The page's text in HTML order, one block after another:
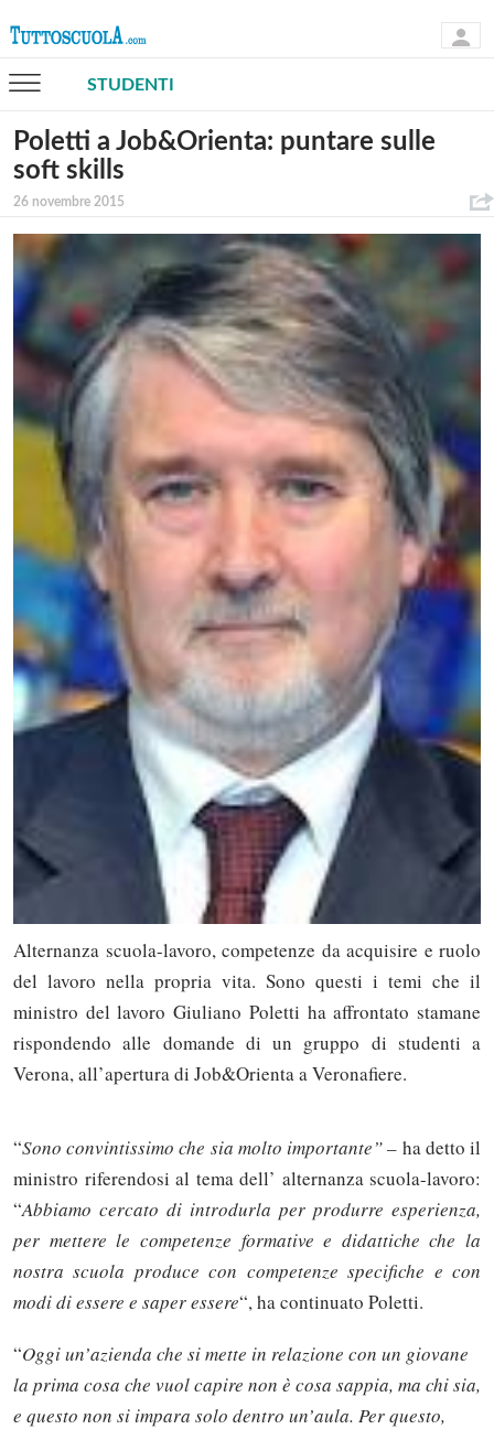
STUDENTI
Poletti a Job&Orienta: puntare sulle
soft skills
26 novembre 2015
Alternanza scuola-lavoro, competenze da acquisire e ruolo
del lavoro nella propria vita. Sono questi i temi che il
ministro del lavoro Giuliano Poletti ha affrontato stamane
rispondendo alle domande di un gruppo di studenti a
Verona, all’apertura di Job&Orienta a Veronafiere.
“Sono convintissimo che sia molto importante”– ha detto il
ministro riferendosi al tema dell’ alternanza scuola-lavoro:
“Abbiamo cercato di introdurla per produrre esperienza,
per mettere le competenze formative e didattiche che la
nostra scuola produce con competenze specifiche e con
modi di essere e saper essere“, ha continuato Poletti.
“Oggi un’azienda che si mette in relazione con un giovane
la prima cosa che vuol capire non è cosa sappia, ma chi sia,
e questo non si impara solo dentro un’aula. Per questo,